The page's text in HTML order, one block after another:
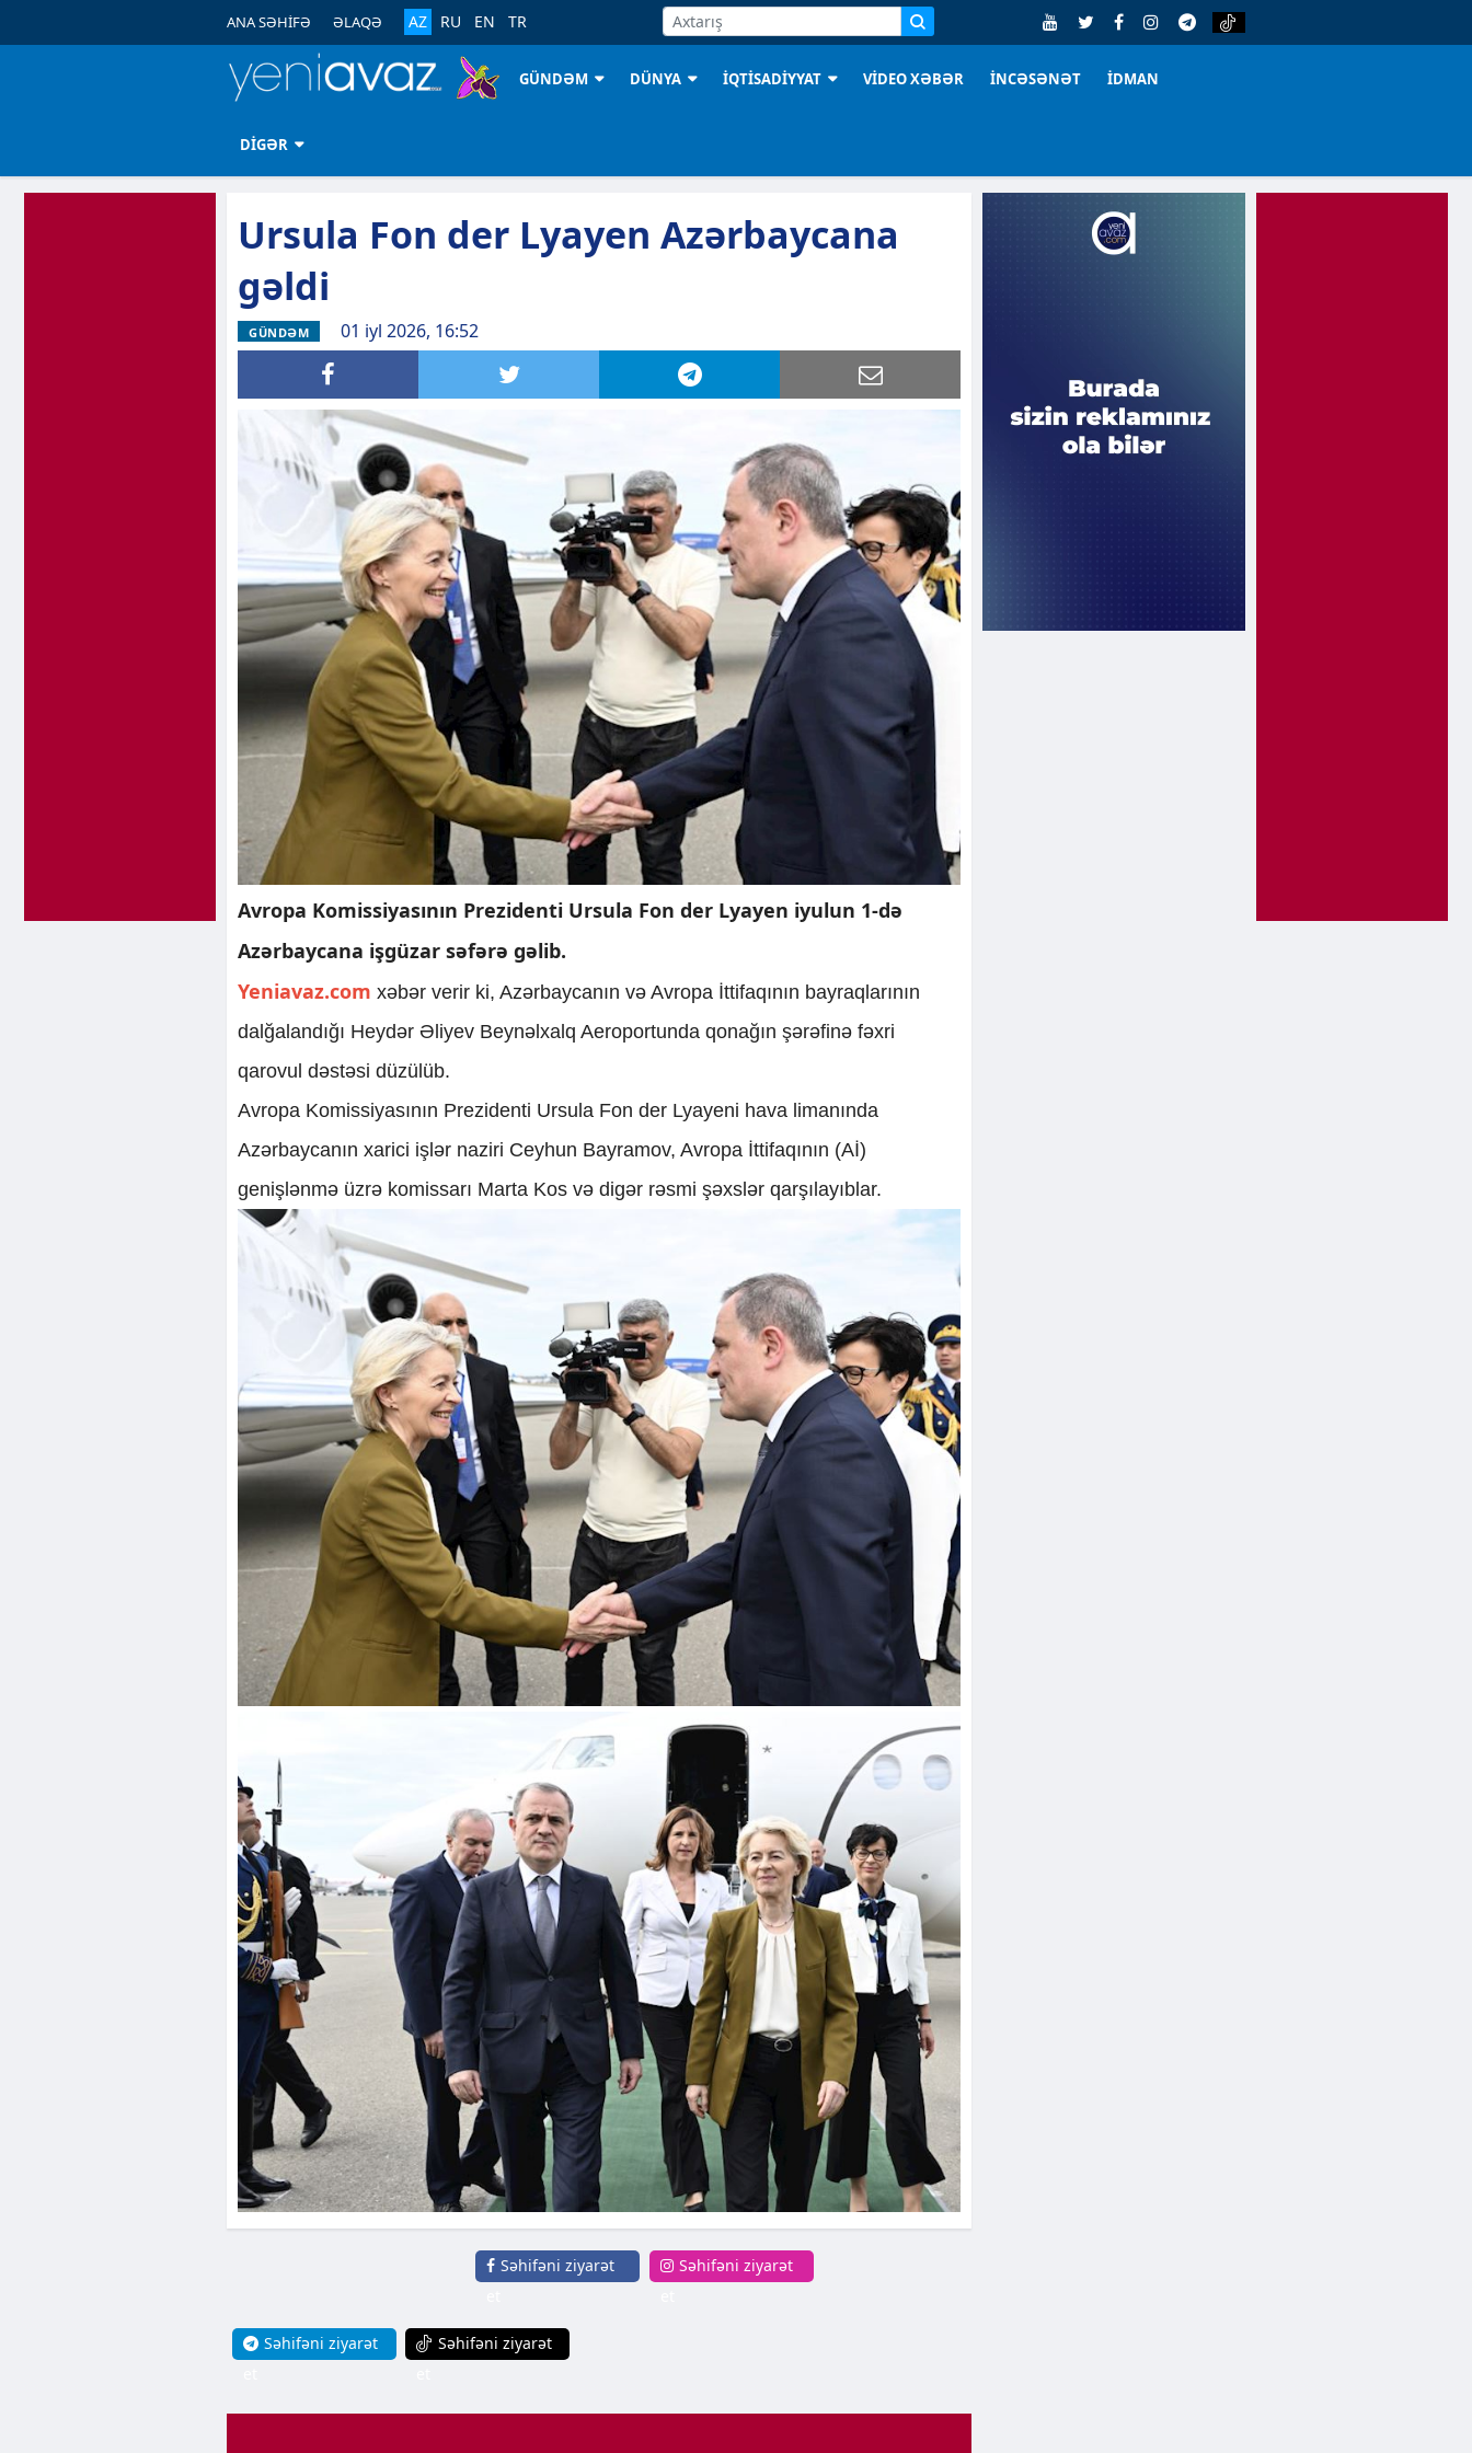
ANA SƏHİFƏ ƏLAQƏ AZ RU EN TR
GÜNDƏM DÜNYA İQTİSADİYYAT VİDEO XƏBƏR İNCƏSƏNƏT İDMAN
DİGƏR
Ursula Fon der Lyayen Azərbaycana
gəldi
GÜNDƏM 01 iyl 2026, 16:52
Avropa Komissiyasının Prezidenti Ursula Fon der Lyayen iyulun 1-də
Azərbaycana işgüzar səfərə gəlib.
Yeniavaz.com xəbər verir ki, Azərbaycanın və Avropa İttifaqının bayraqlarının
dalğalandığı Heydər Əliyev Beynəlxalq Aeroportunda qonağın şərəfinə fəxri
qarovul dəstəsi düzülüb.
Avropa Komissiyasının Prezidenti Ursula Fon der Lyayeni hava limanında
Azərbaycanın xarici işlər naziri Ceyhun Bayramov, Avropa İttifaqının (Aİ)
genişlənmə üzrə komissarı Marta Kos və digər rəsmi şəxslər qarşılayıblar.
Səhifəni ziyarət
Səhifəni ziyarət
Səhifəni ziyarət
Səhifəni ziyarət